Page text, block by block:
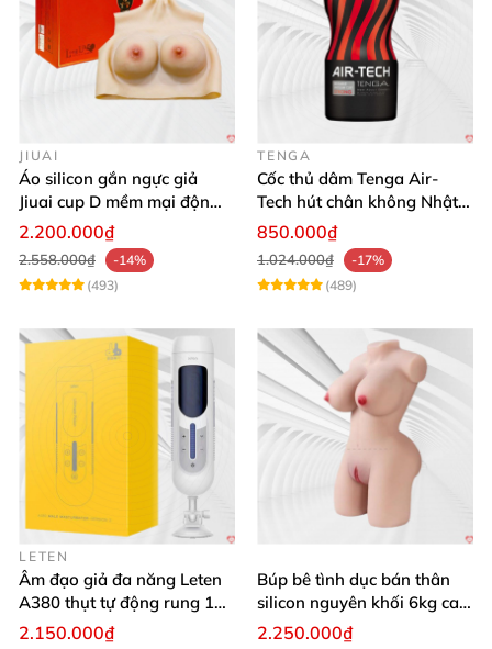
JIUAI
Áo silicon gắn ngực giả
Jiuai cup D mềm mại độn
ngực tự nhiên cho nam
2.200.000₫
2.558.000₫
-14%
(493)
TENGA
Cốc thủ dâm Tenga Air-
Tech hút chân không Nhật
Bản, silicone an toàn
850.000₫
1.024.000₫
-17%
(489)
LETEN
Âm đạo giả đa năng Leten
A380 thụt tự động rung 10
chế độ
2.150.000₫
Búp bê tình dục bán thân
silicon nguyên khối 6kg cao
cấp giá rẻ
2.250.000₫